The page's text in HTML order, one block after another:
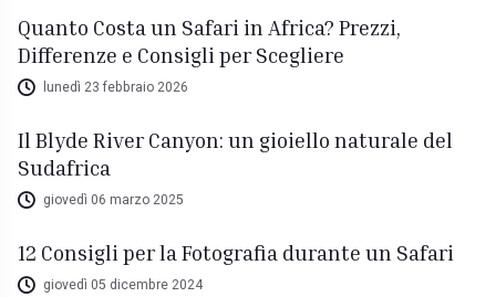
Quanto Costa un Safari in Africa? Prezzi,
Differenze e Consigli per Scegliere
lunedì 23 febbraio 2026
Il Blyde River Canyon: un gioiello naturale del
Sudafrica
giovedì 06 marzo 2025
12 Consigli per la Fotografia durante un Safari
giovedì 05 dicembre 2024